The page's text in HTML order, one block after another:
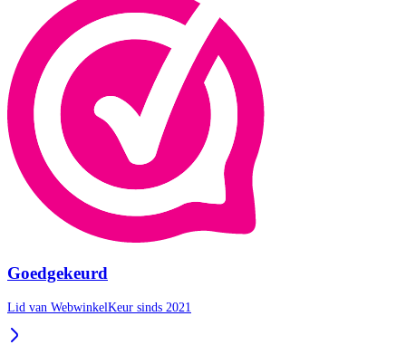
Goedgekeurd
Lid van WebwinkelKeur sinds 2021